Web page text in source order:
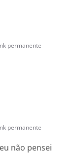
permanente
permanente
não pensei